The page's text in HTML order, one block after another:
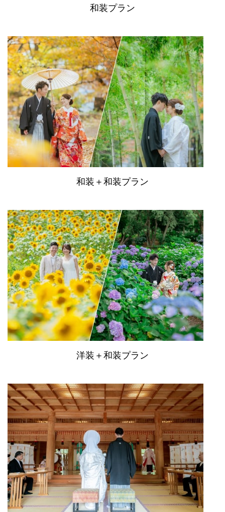
和装プラン
和装＋和装プラン
洋装＋和装プラン